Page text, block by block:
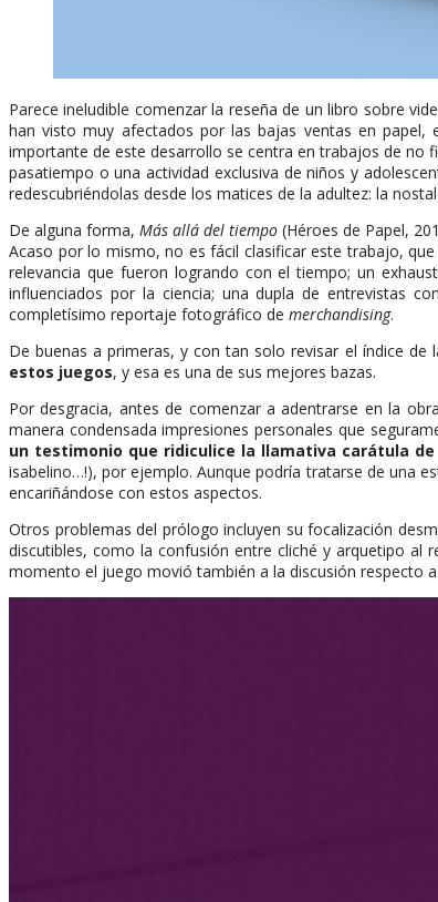
Parece ineludible comenzar la reseña de un libro sobre
han visto muy afectados por las bajas ventas en
importante de este desarrollo se centra en trabajos de no
pasatiempo o una actividad exclusiva de niños y
redescubriéndolas desde los matices de la adultez: la
De alguna forma,Más allá del tiempo (Héroes de Papel,
Acaso por lo mismo, no es fácil clasificar este trabajo,
relevancia que fueron logrando con el tiempo; un
influenciados por la ciencia; una dupla de entrevistas
completísimo reportaje fotográfico de merchandising.
De buenas a primeras, y con tan solo revisar el índice de
estos juegos, y esa es una de sus mejores bazas.
Por desgracia, antes de comenzar a adentrarse en la
manera condensada impresiones personales que
un testimonio que ridiculice la llamativa carátula de
isabelino…!), por ejemplo. Aunque podría tratarse de una
encariñándose con estos aspectos.
Otros problemas del prólogo incluyen su focalización
discutibles, como la confusión entre cliché y arquetipo al
momento el juego movió también a la discusión respecto